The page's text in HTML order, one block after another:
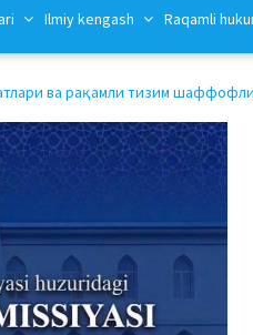
Ilmiy kengash Raqamli
ва рақамли тизим